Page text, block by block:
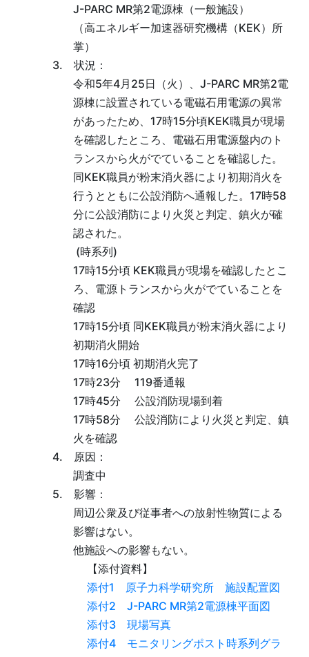
J-PARC MR第2電源棟（一般施設）
（高エネルギー加速器研究機構（KEK）所
掌）
3. 状況：
令和5年4月25日（火）、J-PARC MR第2電
源棟に設置されている電磁石用電源の異常
があったため、17時15分頃KEK職員が現場
を確認したところ、電磁石用電源盤内のト
ランスから火がでていることを確認した。
同KEK職員が粉末消火器により初期消火を
行うとともに公設消防へ通報した。17時58
分に公設消防により火災と判定、鎮火が確
認された。
(時系列)
17時15分頃 KEK職員が現場を確認したとこ
ろ、電源トランスから火がでていることを
確認
17時15分頃 同KEK職員が粉末消火器により
初期消火開始
17時16分頃 初期消火完了
17時23分 119番通報
17時45分 公設消防現場到着
17時58分 公設消防により火災と判定、鎮
火を確認
4. 原因：
調査中
5. 影響：
周辺公衆及び従事者への放射性物質による
影響はない。
他施設への影響もない。
【添付資料】
添付1 原子力科学研究所 施設配置図
添付2 J-PARC MR第2電源棟平面図
添付3 現場写真
添付4 モニタリングポスト時系列グラ